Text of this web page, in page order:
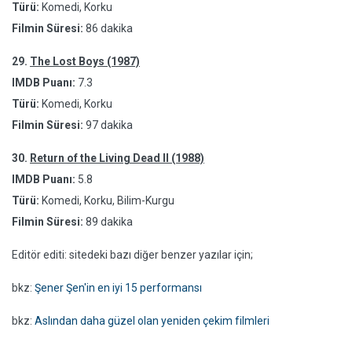
Türü: Komedi, Korku
Filmin Süresi: 86 dakika
29. The Lost Boys (1987)
IMDB Puanı: 7.3
Türü: Komedi, Korku
Filmin Süresi: 97 dakika
30. Return of the Living Dead II (1988)
IMDB Puanı: 5.8
Türü: Komedi, Korku, Bilim-Kurgu
Filmin Süresi: 89 dakika
Editör editi: sitedeki bazı diğer benzer yazılar için;
bkz: Şener Şen'in en iyi 15 performansı
bkz: Aslından daha güzel olan yeniden çekim filmleri